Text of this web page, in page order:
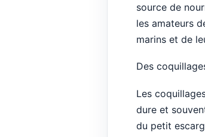
source de
les amateurs
marins et de
Des
Les
dure et
du petit